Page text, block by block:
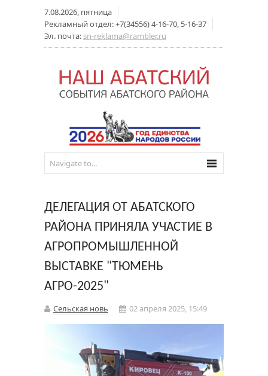
7.08.2026, пятница
Рекламный отдел: +7(34556) 4-16-70, 5-16-37
Эл. почта: sn-reklama@rambler.ru
ДЕЛЕГАЦИЯ ОТ АБАТСКОГО
РАЙОНА ПРИНЯЛА УЧАСТИЕ В
АГРОПРОМЫШЛЕННОЙ
ВЫСТАВКЕ "ТЮМЕНЬ
АГРО-2025"
Сельская новь 02 апреля 2025, 15:49